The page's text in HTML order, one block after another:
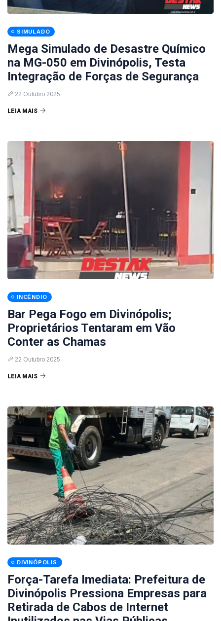
SIMULADO
Mega Simulado de Desastre Químico
na MG-050 em Divinópolis, Testa
Integração de Forças de Segurança
22 Outubro 2025
LEIA MAIS
INCÊNDIO
Bar Pega Fogo em Divinópolis;
Proprietários Tentaram em Vão
Conter as Chamas
22 Outubro 2025
LEIA MAIS
DIVINÓPOLIS
Força-Tarefa Imediata: Prefeitura de
Divinópolis Pressiona Empresas para
Retirada de Cabos de Internet